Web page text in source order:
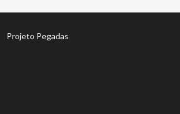
Projeto Pegadas